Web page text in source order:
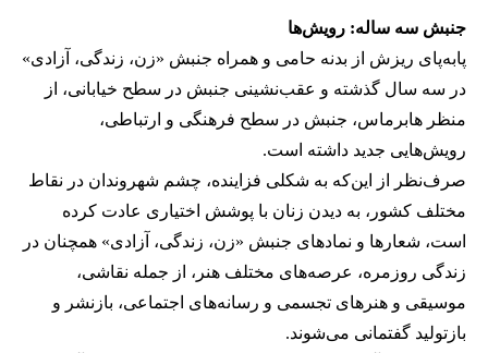
جنبش سه ساله: رویش‌ها
پا‌به‌پای ریزش از بدنه حامی و همراه جنبش «زن، زندگی، آزادی»
در سه سال گذشته و عقب‌نشینی جنبش‌ در سطح خیابانی، از
منظر هابرماس، جنبش در سطح فرهنگی و ارتباطی،
رویش‌هایی جدید داشته است.
صرف‌نظر از این‌که به شکلی فزاینده، چشم شهروندان در نقاط
مختلف کشور، به دیدن زنان با پوشش اختیاری عادت کرده
است، شعارها و نمادهای جنبش «زن، زندگی، آزادی» همچنان در
زندگی روزمره، عرصه‌های مختلف هنر، از جمله نقاشی،
موسیقی و هنرهای تجسمی و رسانه‌های اجتماعی، بازنشر و
بازتولید گفتمانی می‌شوند.